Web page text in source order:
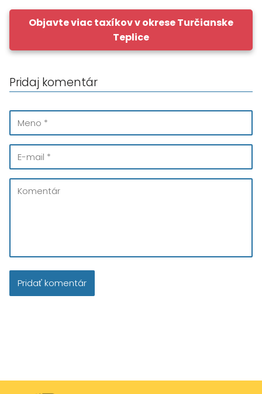
Objavte viac taxíkov v okrese Turčianske
Teplice
Pridaj komentár